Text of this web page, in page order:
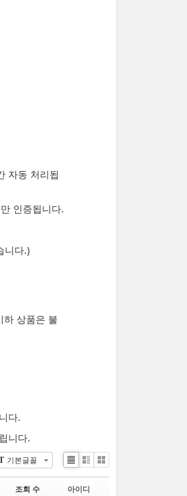
자동 처리됩
인증됩니다.
니다.)
하 상품은 불
다.
니다.
기본글꼴
ListZineGallery
조회 수 아이디